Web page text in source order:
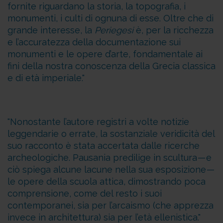
fornite riguardano la storia, la topografia, i
monumenti, i culti di ognuna di esse. Oltre che di
grande interesse, la Periegesiè, per la ricchezza
e l’accuratezza della documentazione sui
monumenti e le opere d’arte, fondamentale ai
fini della nostra conoscenza della Grecia classica
e di età imperiale.
Nonostante l’autore registri a volte notizie
leggendarie o errate, la sostanziale veridicità del
suo racconto è stata accertata dalle ricerche
archeologiche. Pausania predilige in scultura — e
ciò spiega alcune lacune nella sua esposizione —
le opere della scuola attica, dimostrando poca
comprensione, come del resto i suoi
contemporanei, sia per l’arcaismo (che apprezza
invece in architettura) sia per l’età ellenistica.